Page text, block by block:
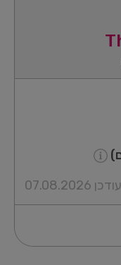
עודכן 07.08.2026